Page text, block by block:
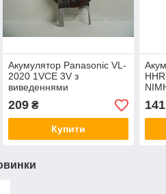
Акумулятор Panasonic VL-
2020 1VCE 3V з
виведеннями
209₴
Купити
U-
141